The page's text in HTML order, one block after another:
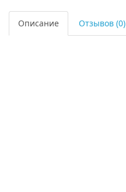
Описание Отзывов (0)